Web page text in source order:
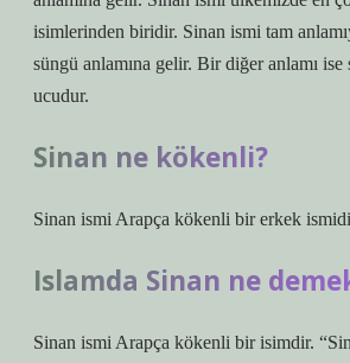
isimlerinden biridir. Sinan ismi tam
süngü anlamına gelir. Bir diğer anlamı ise
ucudur.
Sinan ne kökenli?
Sinan ismi Arapça kökenli bir erkek
Islamda Sinan ne
Sinan ismi Arapça kökenli bir isimdir.